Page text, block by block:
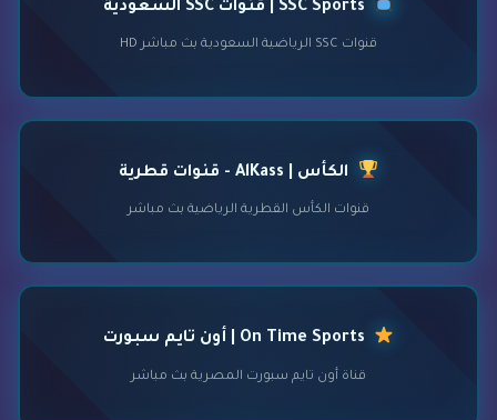
قنوات SSC الرياضية السعودية بث مباشر HD
الكأس | AlKass - قنوات قطرية
قنوات الكأس القطرية الرياضية بث مباشر
قناة أون تايم سبورت المصرية بث مباشر